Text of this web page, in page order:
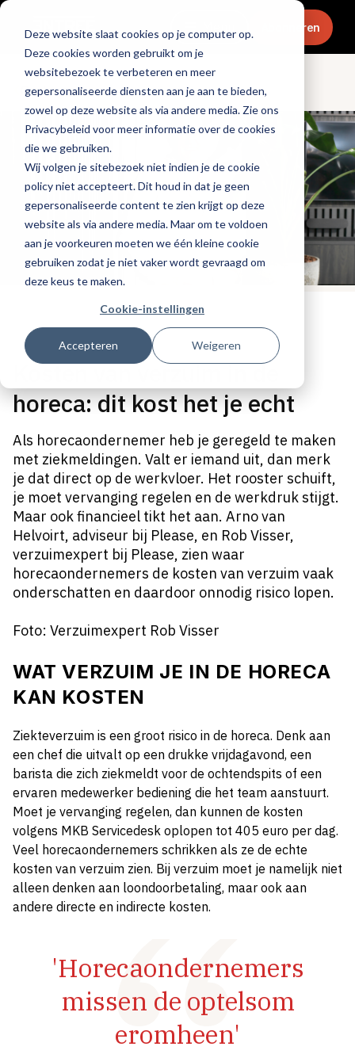
Deze website slaat cookies op je computer op.
Deze cookies worden gebruikt om je
websitebezoek te verbeteren en meer
gepersonaliseerde diensten aan je aan te bieden,
zowel op deze website als via andere media. Zie ons
Privacybeleid voor meer informatie over de cookies
die we gebruiken.
Wij volgen je sitebezoek niet indien je de cookie
policy niet accepteert. Dit houd in dat je geen
gepersonaliseerde content te zien krijgt op deze
website als via andere media. Maar om te voldoen
aan je voorkeuren moeten we één kleine cookie
gebruiken zodat je niet vaker wordt gevraagd om
deze keus te maken.
Cookie-instellingen
Accepteren Weigeren
Menu Abonneren
Ondernemen
promotioneel,personeel
Gepubliceerd op: 13 mei 2026
Kosten van verzuim in de
horeca: dit kost het je echt
Als horecaondernemer heb je geregeld te maken
met ziekmeldingen. Valt er iemand uit, dan merk
je dat direct op de werkvloer. Het rooster schuift,
je moet vervanging regelen en de werkdruk stijgt.
Maar ook financieel tikt het aan. Arno van
Helvoirt, adviseur bij Please, en Rob Visser,
verzuimexpert bij Please, zien waar
horecaondernemers de kosten van verzuim vaak
onderschatten en daardoor onnodig risico lopen.
Foto: Verzuimexpert Rob Visser
WAT VERZUIM JE IN DE HORECA
KAN KOSTEN
Ziekteverzuim is een groot risico in de horeca. Denk aan
een chef die uitvalt op een drukke vrijdagavond, een
barista die zich ziekmeldt voor de ochtendspits of een
ervaren medewerker bediening die het team aanstuurt.
Moet je vervanging regelen, dan kunnen de kosten
volgens MKB Servicedesk oplopen tot 405 euro per dag.
Veel horecaondernemers schrikken als ze de echte
kosten van verzuim zien. Bij verzuim moet je namelijk niet
alleen denken aan loondoorbetaling, maar ook aan
andere directe en indirecte kosten.
'Horecaondernemers
missen de optelsom
eromheen'